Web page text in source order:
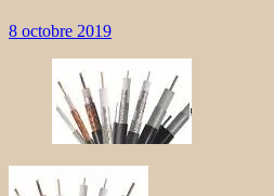
8 octobre 2019